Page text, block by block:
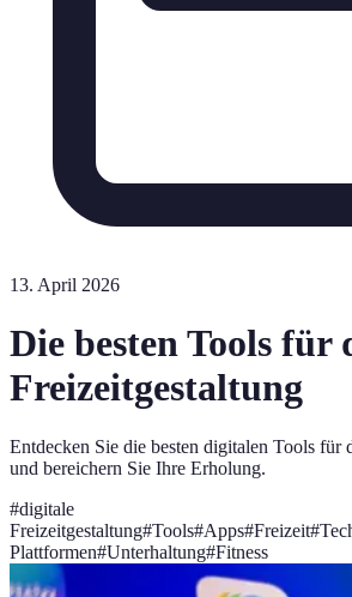
13. April 2026
Die besten Tools für
Freizeitgestaltung
Entdecken Sie die besten digitalen Tools für
und bereichern Sie Ihre Erholung.
#digitale
Freizeitgestaltung#Tools#Apps#Freizeit#
Plattformen#Unterhaltung#Fitness